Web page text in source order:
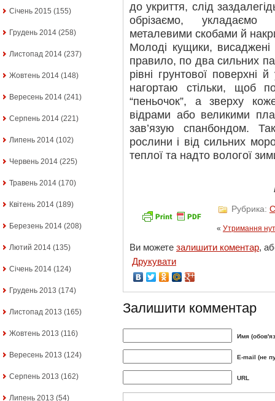
Січень 2015 (155)
Грудень 2014 (258)
Листопад 2014 (237)
Жовтень 2014 (148)
Вересень 2014 (241)
Серпень 2014 (221)
Липень 2014 (102)
Червень 2014 (225)
Травень 2014 (170)
Квітень 2014 (189)
Березень 2014 (208)
Лютий 2014 (135)
Січень 2014 (124)
Грудень 2013 (174)
Листопад 2013 (165)
Жовтень 2013 (116)
Вересень 2013 (124)
Серпень 2013 (162)
Липень 2013 (54)
до укриття, слід
обрізаємо,
металевими скобами й
Молоді кущики, висаджені
правило, по два сильних
рівні грунтової поверхні
нагортаю стільки, щоб
“пеньочок”, а зверху
відрами або великими
зав’язую спанбондом.
рослини і від сильних
теплої та надто вологої
Рубрика:
« Утримання
Ви можете залишити коментар,
Друкувати
Залишити комментар
Имя
E-mail (не
URL